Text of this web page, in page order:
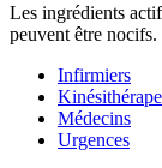
Les ingrédients
peuvent être nocifs.
Infirmiers
Médecins
Urgences